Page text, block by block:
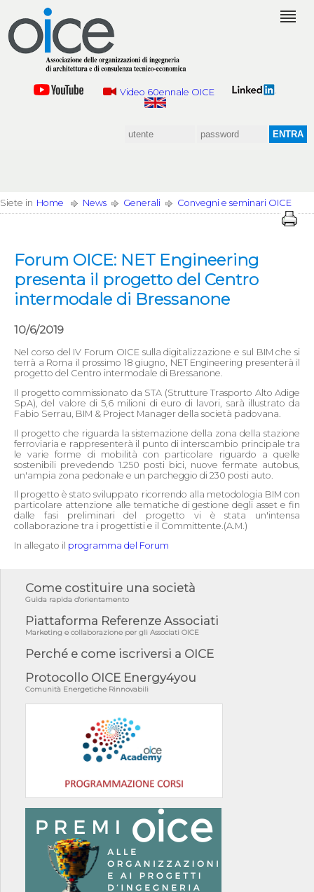
Video 60ennale OICE
Siete in Home News Generali Convegni e seminari OICE
Forum OICE: NET Engineering
presenta il progetto del Centro
intermodale di Bressanone
10/6/2019
Nel corso del IV Forum OICE sulla digitalizzazione e sul BIM che si
terrà a Roma il prossimo 18 giugno, NET Engineering presenterà il
progetto del Centro intermodale di Bressanone.
Il progetto commissionato da STA (Strutture Trasporto Alto Adige
SpA), del valore di 5,6 milioni di euro di lavori, sarà illustrato da
Fabio Serrau, BIM & Project Manager della società padovana.
Il progetto che riguarda la sistemazione della zona della stazione
ferroviaria e rappresenterà il punto di interscambio principale tra
le varie forme di mobilità con particolare riguardo a quelle
sostenibili prevedendo 1.250 posti bici, nuove fermate autobus,
un'ampia zona pedonale e un parcheggio di 230 posti auto.
Il progetto è stato sviluppato ricorrendo alla metodologia BIM con
particolare attenzione alle tematiche di gestione degli asset e fin
dalle fasi preliminari del progetto vi è stata un'intensa
collaborazione tra i progettisti e il Committente.(A.M.)
In allegato il programma del Forum
Come costituire una società
Guida rapida d'orientamento
Piattaforma Referenze Associati
Marketing e collaborazione per gli Associati OICE
Perché e come iscriversi a OICE
Protocollo OICE Energy4you
Comunità Energetiche Rinnovabili